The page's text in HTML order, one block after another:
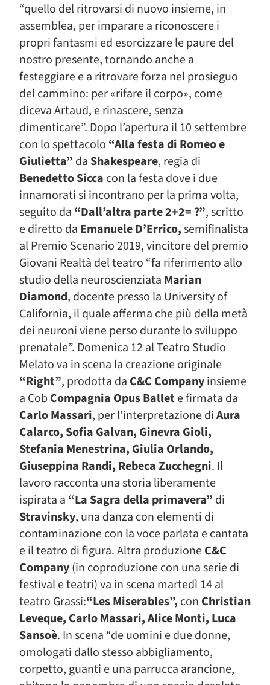
“quello del ritrovarsi di nuovo insieme, in
assemblea, per imparare a riconoscere i
propri fantasmi ed esorcizzare le paure del
nostro presente, tornando anche a
festeggiare e a ritrovare forza nel prosieguo
del cammino: per «rifare il corpo», come
diceva Artaud, e rinascere, senza
dimenticare”. Dopo l’apertura il 10 settembre
con lo spettacolo “Alla festa di Romeo e
Giulietta” da Shakespeare, regia di
Benedetto Sicca con la festa dove i due
innamorati si incontrano per la prima volta,
seguito da “Dall’altra parte 2+2= ?”, scritto
e diretto da Emanuele D’Errico,semifinalista
al Premio Scenario 2019, vincitore del premio
Giovani Realtà del teatro “fa riferimento allo
studio della neuroscienziata Marian
Diamond, docente presso la University of
California, il quale afferma che più della metà
dei neuroni viene perso durante lo sviluppo
prenatale”. Domenica 12 al Teatro Studio
Melato va in scena la creazione originale
“Right”, prodotta da C&C Companyinsieme
a Cob Compagnia Opus Ballete firmata da
Carlo Massari, per l’interpretazione diAura
Calarco, Sofia Galvan, Ginevra Gioli,
Stefania Menestrina, Giulia Orlando,
Giuseppina Randi, Rebeca Zucchegni. Il
lavoro racconta una storia liberamente
ispirata a “La Sagra della primavera” di
Stravinsky, una danza con elementi di
contaminazione con la voce parlata e cantata
e il teatro di figura. Altra produzioneC&C
Company(in coproduzione con una serie di
festival e teatri) va in scena martedì 14 al
teatro Grassi:“Les Miserables”, con Christian
Leveque, Carlo Massari, Alice Monti, Luca
Sansoè. In scena “de uomini e due donne,
omologati dallo stesso abbigliamento,
corpetto, guanti e una parrucca arancione,